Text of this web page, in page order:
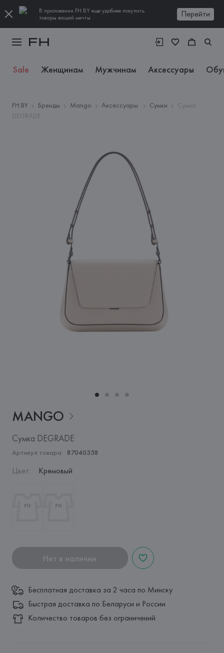
В приложении FH.BY еще удобнее покупать
товары вашей мечты
Перейти
Sale Женщинам Мужчинам Аксессуары
FH.BY Бренды Mango Аксессуары Сумки
Сумка
DEGRADE
MANGO
Сумка DEGRADE
Артикул товара: 87040358
Цвет: Кремовый
Нет в наличии
Бесплатная доставка за 2 часа по Минску
Быстрая доставка по Беларуси и России
Количество товаров без ограничений